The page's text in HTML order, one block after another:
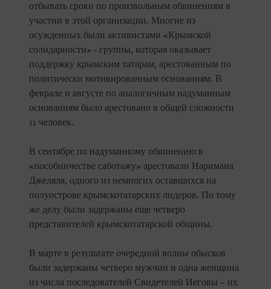
отбывать сроки по произвольным обвинениям в
участии в этой организации. Многие из
осужденных были активистами «Крымской
солидарности» - группы, которая оказывает
поддержку крымским татарам, арестованным по
политически мотивированным основаниям. В
феврале и августе по аналогичным надуманным
основаниям было арестовано в общей сложности
11 человек.
В сентябре по надуманному обвинению в
«пособничестве саботажу» арестовали Наримана
Джеляля, одного из немногих оставшихся на
полуострове крымскотатарских лидеров. По тому
же делу были задержаны еще четверо
представителей крымскотатарской общины.
В марте в результате очередной волны обысков
были задержаны четверо мужчин и одна женщина
из числа последователей Свидетелей Иеговы – их